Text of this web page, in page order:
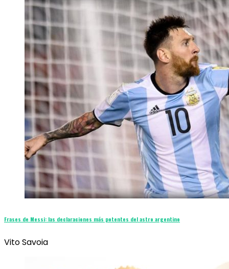
Frases de Messi: las declaraciones más potentes del astro argentino
Vito Savoia